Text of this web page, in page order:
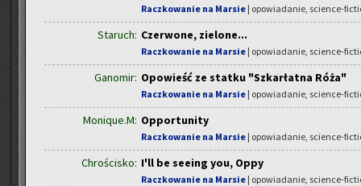
Raczkowanie na Marsie | opowiadanie, science-
Staruch: Czerwone, zielone...
Raczkowanie na Marsie | opowiadanie, science-
Ganomir: Opowieść ze statku "Szkarłatna Róża"
Raczkowanie na Marsie | opowiadanie, science-
Monique.M: Opportunity
Raczkowanie na Marsie | opowiadanie, science-
Chrościsko: I'll be seeing you, Oppy
Raczkowanie na Marsie | opowiadanie, science-